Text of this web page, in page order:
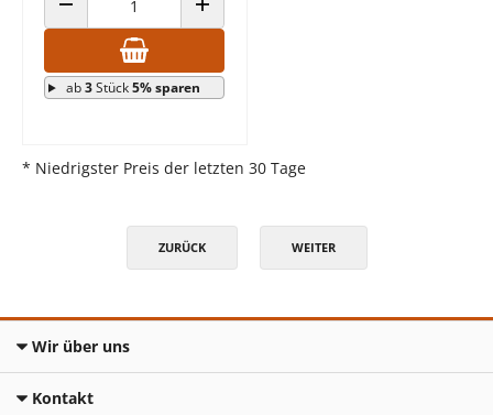
ANZAHL VERRINGERN ANZAHL ERHÖHEN
ab3Stück5% sparen
* Niedrigster Preis der letzten 30 Tage
ZURÜCK WEITER
Wir über uns
Kontakt